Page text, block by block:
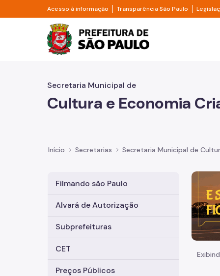
Pular para o Conteúdo principal
Acesso à informação Divisor de acesso à informação
Transparência São Paulo Divisor
Prefeitura de São
Secretaria Municipal de
Cultura e Economia
Início Secretarias Secretaria Municipal de
Filmando são Paulo
Alvará de Autorização
Subprefeituras
CET
Preços Públicos